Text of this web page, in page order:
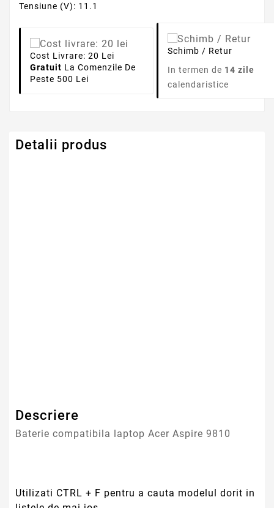
Tensiune (V): 11.1
Cost Livrare: 20 Lei
Gratuit La Comenzile De
Peste 500 Lei
Schimb / Retur
In termen de 14 zile
calendaristice
Detalii produs
Descriere
Baterie compatibila laptop Acer Aspire 9810
Utilizati CTRL + F pentru a cauta modelul dorit in